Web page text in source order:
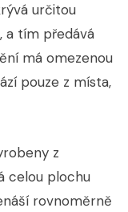
určitou
a tím předává
má omezenou
pouze z místa,
z
celou plochu
rovnoměrně